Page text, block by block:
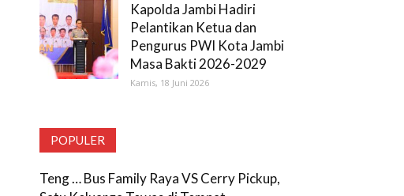
Kapolda Jambi Hadiri
Pelantikan Ketua dan
Pengurus PWI Kota Jambi
Masa Bakti 2026-2029
Kamis, 18 Juni 2026
POPULER
Teng … Bus Family Raya VS Cerry Pickup,